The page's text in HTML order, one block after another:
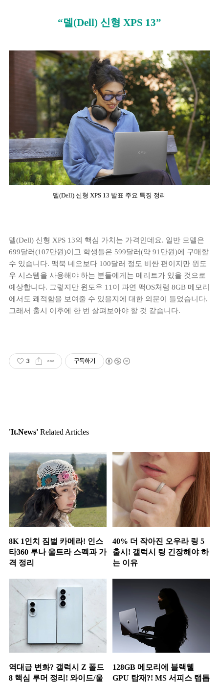
“델(Dell) 신형 XPS 13”
델(Dell) 신형 XPS 13 발표 주요 특징 정리
델(Dell) 신형 XPS 13의 핵심 가치는 가격인데요. 일반 모델은
699달러(107만원)이고 학생들은 599달러(약 91만원)에 구매할
수 있습니다. 맥북 네오보다 100달러 정도 비싼 편이지만 윈도
우 시스템을 사용해야 하는 분들에게는 메리트가 있을 것으로
예상합니다. 그렇지만 윈도우 11이 과연 맥OS처럼 8GB 메모리
에서도 쾌적함을 보여줄 수 있을지에 대한 의문이 들었습니다.
그래서 출시 이후에 한 번 살펴보아야 할 것 같습니다.
3 구독하기
'It.News' Related Articles
8K 1인치 짐벌 카메라! 인스
타360 루나 울트라 스펙과 가
격 정리
40% 더 작아진 오우라 링 5
출시! 갤럭시 링 긴장해야 하
는 이유
역대급 변화? 갤럭시 Z 폴드
8 핵심 루머 정리! 와이드/울
128GB 메모리에 블랙웰
GPU 탑재?! MS 서피스 랩톱